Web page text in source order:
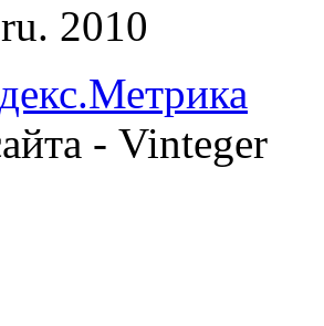
2010
- Vinteger